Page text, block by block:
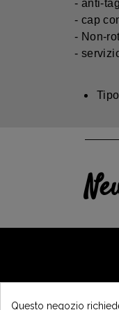
- anti-
- cap
- Non-
-
A
Questo negozio